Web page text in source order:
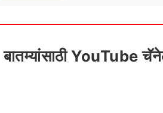
बातम्यांसाठी YouTube